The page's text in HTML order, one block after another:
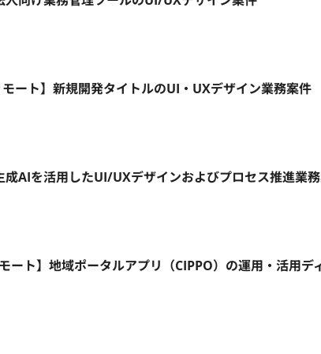
ート】新規開発タイトルのUI・UXデザイン業務案件
成AIを活用したUI/UXデザインおよびプロセス推進業
ート】地域ポータルアプリ（CIPPO）の運用・活用デ